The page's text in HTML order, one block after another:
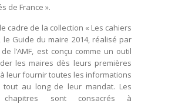
de France ».
cadre de la collection « Les cahiers
le Guide du maire 2014, réalisé par
l’AMF, est conçu comme un outil
les maires dès leurs premières
leur fournir toutes les informations
tout au long de leur mandat. Les
chapitres sont consacrés à